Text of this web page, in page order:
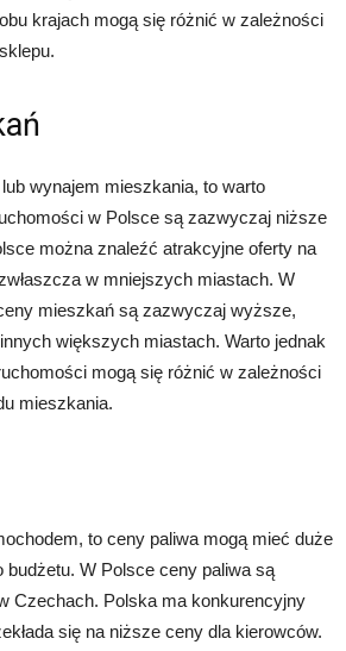
krajach mogą się różnić w zależności
wynajem mieszkania, to warto
w Polsce są zazwyczaj niższe
można znaleźć atrakcyjne oferty na
w mniejszych miastach. W
mieszkań są zazwyczaj wyższe,
większych miastach. Warto jednak
mogą się różnić w zależności
mieszkania.
to ceny paliwa mogą mieć duże
budżetu. W Polsce ceny paliwa są
Czechach. Polska ma konkurencyjny
się na niższe ceny dla kierowców.